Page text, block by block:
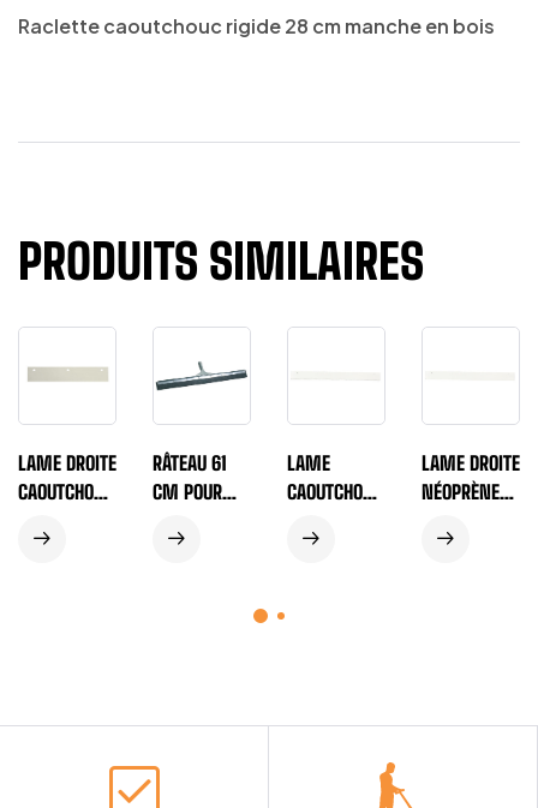
Raclette caoutchouc rigide 28 cm manche en bois
PRODUITS SIMILAIRES
LAME DROITE
CAOUTCHOUC
ÉPAISSEUR 8
RÂTEAU 61
CM POUR
CAOUTCHOUC
LAME
CAOUTCHOUC
DENTÉE
LAME DROITE
NÉOPRÈNE
ÉPAISSEUR 8